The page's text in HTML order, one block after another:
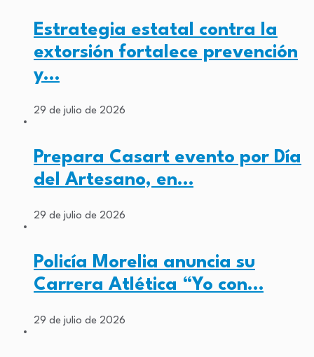
Estrategia estatal contra la
extorsión fortalece prevención
y…
29 de julio de 2026
Prepara Casart evento por Día
del Artesano, en…
29 de julio de 2026
Policía Morelia anuncia su
Carrera Atlética “Yo con…
29 de julio de 2026